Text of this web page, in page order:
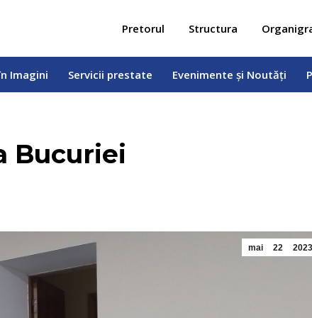
Pretorul Structura
Imagini Servicii prestate Evenimente și Noutăți
Bucuriei
mai 22 2023
Servicii prestate Evenimente și Noutăți